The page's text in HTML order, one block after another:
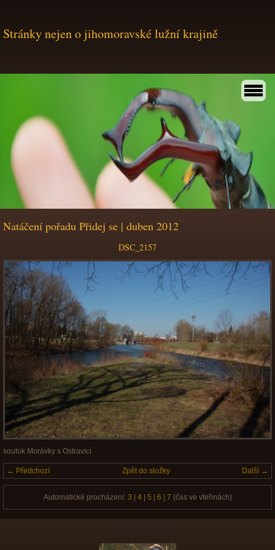
Stránky nejen o jihomoravské lužní krajině
Natáčení pořadu Přidej se | duben 2012
DSC_2157
soutok Morávky s Ostravicí
← Předchozí Další →
Zpět do složky
Automatické procházení: 3 4| 5 6 7 (čas ve vteřinách)